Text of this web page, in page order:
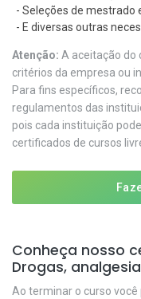
- Seleções de mestrado
- E diversas outras
Atenção: A aceitação do
critérios da empresa ou
Para fins específicos,
regulamentos das
pois cada instituição
certificados de cursos
Conheça nosso
Drogas,
Ao terminar o curso